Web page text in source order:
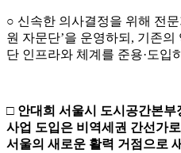
○ 신속한 의사결정을 위해 전
원 자문단’을 운영하되, 기존
단 인프라와 체계를 준용·도입
□ 안대희 서울시 도시공간본부
사업 도입은 비역세권 간선가
서울의 새로운 활력 거점으로